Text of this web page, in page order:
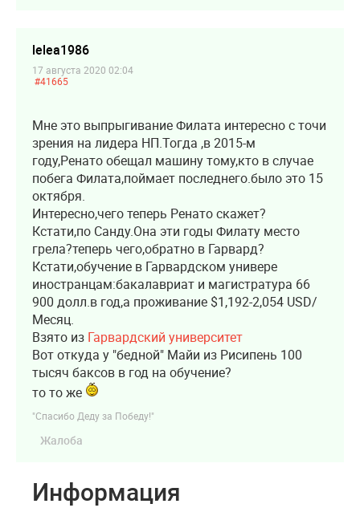
lelea1986
17 августа 2020 02:04
#41665
Мне это выпрыгивание Филата интересно с точи
зрения на лидера НП.Тогда ,в 2015-м
году,Ренато обещал машину тому,кто в случае
побега Филата,поймает последнего.было это 15
октября.
Интересно,чего теперь Ренато скажет?
Кстати,по Санду.Она эти годы Филату место
грела?теперь чего,обратно в Гарвард?
Кстати,обучение в Гарвардском универе
иностранцам:бакалавриат и магистратура 66
900 долл.в год,а проживание $1,192-2,054 USD/
Месяц.
Взято из Гарвардский университет
Вот откуда у "бедной" Майи из Рисипень 100
тысяч баксов в год на обучение?
то то же
"Спасибо Деду за Победу!"
Жалоба
Информация